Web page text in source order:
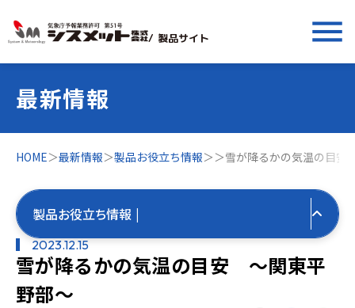
/ 製品サイト menu
最新情報
HOME＞最新情報＞製品お役立ち情報＞ ＞雪が降るかの気温の目
製品お役立ち情報 |
すべての最新情報
2023.12.15
雪が降るかの気温の目安 〜関東平
野部〜